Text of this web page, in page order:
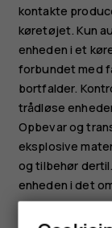
kontakte
køretøjet. Kun
enheden i et
forbundet med
bortfalder.
trådløse
Opbevar og
eksplosive
og tilbehør
enheden i det